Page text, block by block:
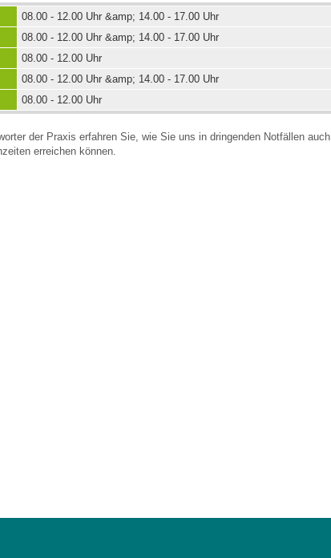
gestalten
08.00 - 12.00 Uhr &amp; 14.00 - 17.00 Uhr
08.00 - 12.00 Uhr &amp; 14.00 - 17.00 Uhr
08.00 - 12.00 Uhr
08.00 - 12.00 Uhr &amp; 14.00 - 17.00 Uhr
08.00 - 12.00 Uhr
der Praxis erfahren Sie, wie Sie uns in dringenden Notfällen auch
erreichen können.